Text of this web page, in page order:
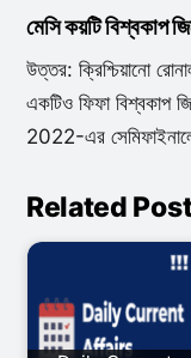
মেসি কয়টি বিশ্বকাপ
উত্তর: ক্রিশ্চিয়ানো
একটিও ফিফা বিশ্বকাপ
2022-এর
Related